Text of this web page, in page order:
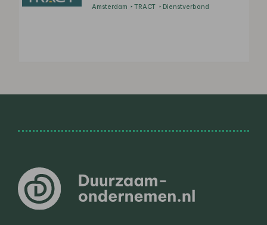
Amsterdam TRACT Dienstverband